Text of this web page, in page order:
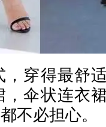
穿得最舒
伞状连衣
不必担心。